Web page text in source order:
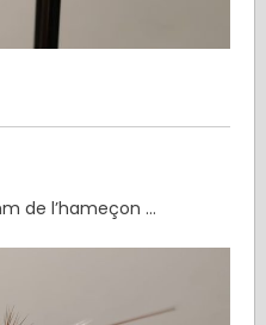
de l’hameçon …